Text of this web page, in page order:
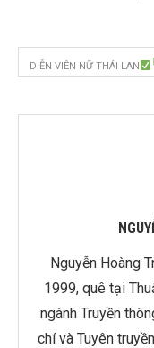
DIỄN VIÊN NỮ THÁI LAN
Nguyễn Hoàng
1999, quê tại
ngành Truyền
chí và Tuyên